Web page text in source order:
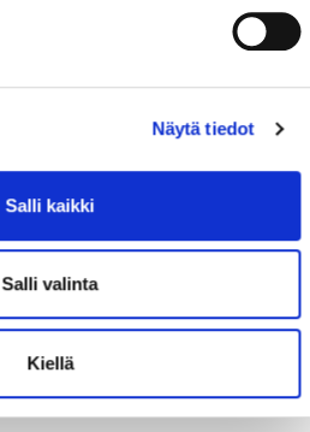
Näytä tiedot
Salli kaikki
Salli valinta
Kiellä